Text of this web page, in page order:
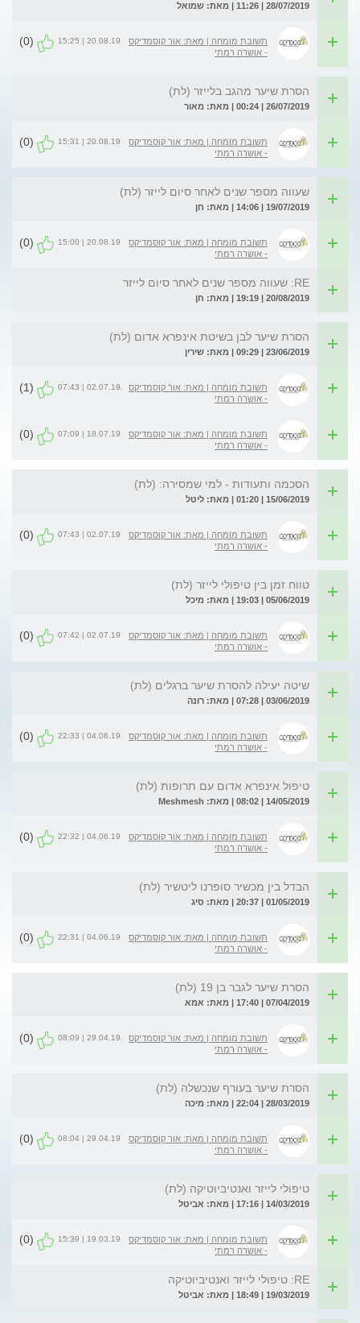
28/07/2019 | 11:26 | מאת: שמואל
תשובת מומחה | מאת: אור קוסמדיקס
- אושרה רמתי
20.08.19 | 15:25
(0)
הסרת שיער מהגב בלייזר (לת)
26/07/2019 | 00:24 | מאת: מאור
תשובת מומחה | מאת: אור קוסמדיקס
- אושרה רמתי
20.08.19 | 15:31
(0)
שעווה מספר שנים לאחר סיום לייזר (לת)
19/07/2019 | 14:06 | מאת: חן
תשובת מומחה | מאת: אור קוסמדיקס
- אושרה רמתי
20.08.19 | 15:00
(0)
RE: שעווה מספר שנים לאחר סיום לייזר
20/08/2019 | 19:19 | מאת: חן
הסרת שיער לבן בשיטת אינפרא אדום (לת)
23/06/2019 | 09:29 | מאת: שירין
תשובת מומחה | מאת: אור קוסמדיקס
- אושרה רמתי
02.07.19 | 07:43
(1)
תשובת מומחה | מאת: אור קוסמדיקס
- אושרה רמתי
18.07.19 | 07:09
(0)
הסכמה ותעודות - למי שמסירה: (לת)
15/06/2019 | 01:20 | מאת: ליטל
תשובת מומחה | מאת: אור קוסמדיקס
- אושרה רמתי
02.07.19 | 07:43
(0)
טווח זמן בין טיפולי לייזר (לת)
05/06/2019 | 19:03 | מאת: מיכל
תשובת מומחה | מאת: אור קוסמדיקס
- אושרה רמתי
02.07.19 | 07:42
(0)
שיטה יעילה להסרת שיער ברגלים (לת)
03/06/2019 | 07:28 | מאת: רונה
תשובת מומחה | מאת: אור קוסמדיקס
- אושרה רמתי
04.06.19 | 22:33
(0)
טיפול אינפרא אדום עם תרופות (לת)
14/05/2019 | 08:02 | מאת: Meshmesh
תשובת מומחה | מאת: אור קוסמדיקס
- אושרה רמתי
04.06.19 | 22:32
(0)
הבדל בין מכשיר סופרנו ליטשיר (לת)
01/05/2019 | 20:37 | מאת: סיג
תשובת מומחה | מאת: אור קוסמדיקס
- אושרה רמתי
04.06.19 | 22:31
(0)
הסרת שיער לגבר בן 19 (לת)
07/04/2019 | 17:40 | מאת: אמא
תשובת מומחה | מאת: אור קוסמדיקס
- אושרה רמתי
29.04.19 | 08:09
(0)
הסרת שיער בעורף שנכשלה (לת)
28/03/2019 | 22:04 | מאת: מיכה
תשובת מומחה | מאת: אור קוסמדיקס
- אושרה רמתי
29.04.19 | 08:04
(0)
טיפולי לייזר ואנטיביוטיקה (לת)
14/03/2019 | 17:16 | מאת: אביטל
תשובת מומחה | מאת: אור קוסמדיקס
- אושרה רמתי
19.03.19 | 15:39
(0)
RE: טיפולי לייזר ואנטיביוטיקה
19/03/2019 | 18:49 | מאת: אביטל